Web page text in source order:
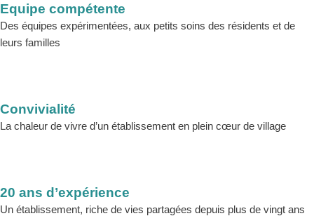
Equipe compétente​
Des équipes expérimentées, aux petits soins des résidents et de
leurs familles
Convivialité
La chaleur de vivre d’un établissement en plein cœur de village
20 ans d’expérience
Un établissement, riche de vies partagées depuis plus de vingt ans